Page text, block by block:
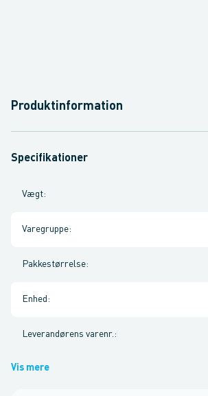
Produktinformation
Specifikationer
Vægt:
Varegruppe:
Pakkestørrelse:
Enhed :
Leverandørens varenr. :
Vis mere